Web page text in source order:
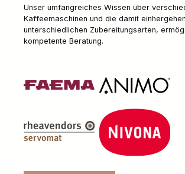
Unser umfangreiches Wissen über
Kaffeemaschinen und die damit
unterschiedlichen Zubereitungsarten,
kompetente Beratung.